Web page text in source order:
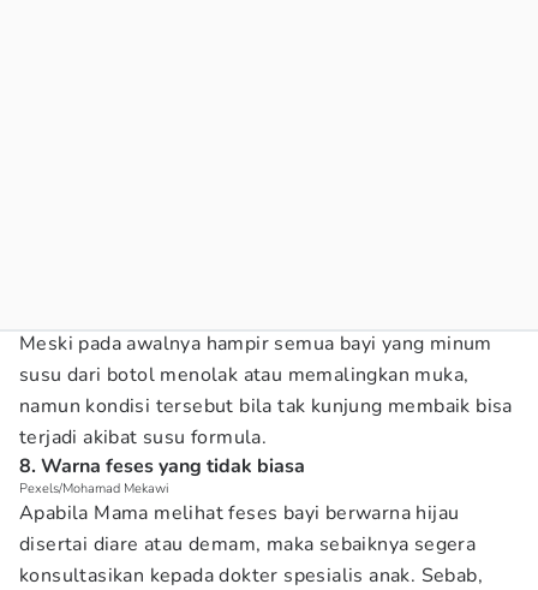
Meski pada awalnya hampir semua bayi yang minum
susu dari botol menolak atau memalingkan muka,
namun kondisi tersebut bila tak kunjung membaik bisa
terjadi akibat susu formula.
8. Warna feses yang tidak biasa
Pexels/Mohamad Mekawi
Apabila Mama melihat feses bayi berwarna hijau
disertai diare atau demam, maka sebaiknya segera
konsultasikan kepada dokter spesialis anak. Sebab,